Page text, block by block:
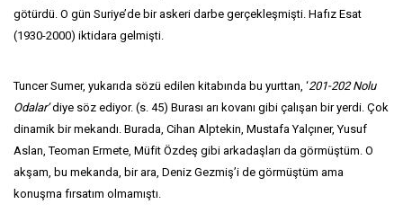
götürdü. O gün Suriye’de bir askeri darbe gerçekleşmişti. Hafız Esat
(1930-2000) iktidara gelmişti.
Tuncer Sumer, yukarıda sözü edilen kitabında bu yurttan, ‘201-202 Nolu
Odalar’diye söz ediyor. (s. 45) Burası arı kovanı gibi çalışan bir yerdi. Çok
dinamik bir mekandı. Burada, Cihan Alptekin, Mustafa Yalçıner, Yusuf
Aslan, Teoman Ermete, Müfit Özdeş gibi arkadaşları da görmüştüm. O
akşam, bu mekanda, bir ara, Deniz Gezmiş’i de görmüştüm ama
konuşma fırsatım olmamıştı.